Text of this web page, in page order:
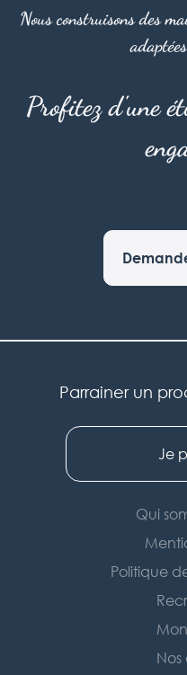
Nous construisons des
Profitez d'une
Parrainer un
Je
Qui
Politique